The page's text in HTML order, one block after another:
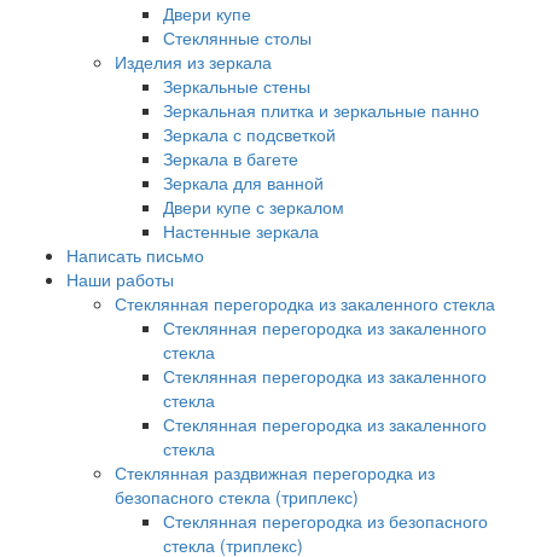
Двери купе
Стеклянные столы
Изделия из зеркала
Зеркальные стены
Зеркальная плитка и зеркальные панно
Зеркала с подсветкой
Зеркала в багете
Зеркала для ванной
Двери купе с зеркалом
Настенные зеркала
Написать письмо
Наши работы
Стеклянная перегородка из закаленного стекла
Стеклянная перегородка из закаленного
стекла
Стеклянная перегородка из закаленного
стекла
Стеклянная перегородка из закаленного
стекла
Стеклянная раздвижная перегородка из
безопасного стекла (триплекс)
Стеклянная перегородка из безопасного
стекла (триплекс)